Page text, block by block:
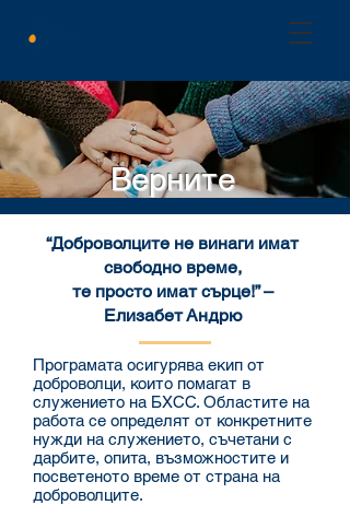
Верните
“Доброволците не винаги имат
свободно време,
те просто имат сърце!” –
Елизабет Андрю
Програмата осигурява екип от
доброволци, които помагат в
служението на БХСС. Областите на
работа се определят от конкретните
нужди на служението, съчетани с
дарбите, опита, възможностите и
посветеното време от страна на
доброволците.